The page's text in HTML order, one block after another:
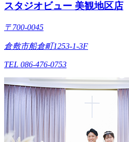
スタジオビュー 美観地区店
〒700-0045
倉敷市船倉町1253-1-3F
TEL 086-476-0753